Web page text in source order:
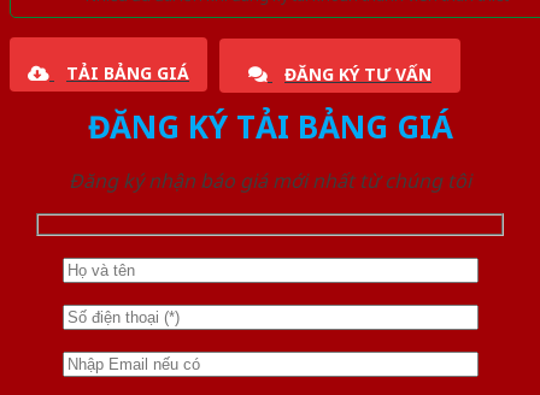
TẢI BẢNG GIÁ ĐĂNG KÝ TƯ VẤN
ĐĂNG KÝ TẢI BẢNG GIÁ
Đăng ký nhận báo giá mới nhất từ chúng tôi